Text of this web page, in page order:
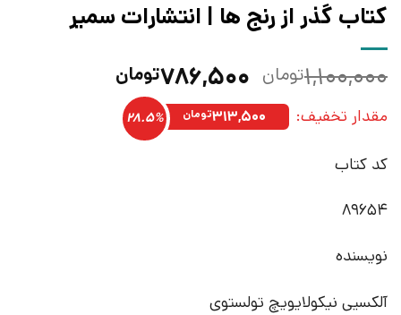
کتاب گذر از رنج ها | انتشارات سمیر
۱,۱۰۰,۰۰۰تومان قیمت
اصلی:
۱,۱۰۰,۰۰۰تومان
۷۸۶,۵۰۰تومان
مقدار تخفیف: ۳۱۳,۵۰۰تومان 28.5%
کد کتاب
89654
نویسنده
آلکسیی نیکولایویچ تولستوی